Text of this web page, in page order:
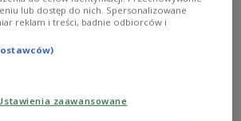
роботу над
lub dostęp do nich. Spersonalizowane
reklam i treści, badnie odbiorców i
zaawansowane